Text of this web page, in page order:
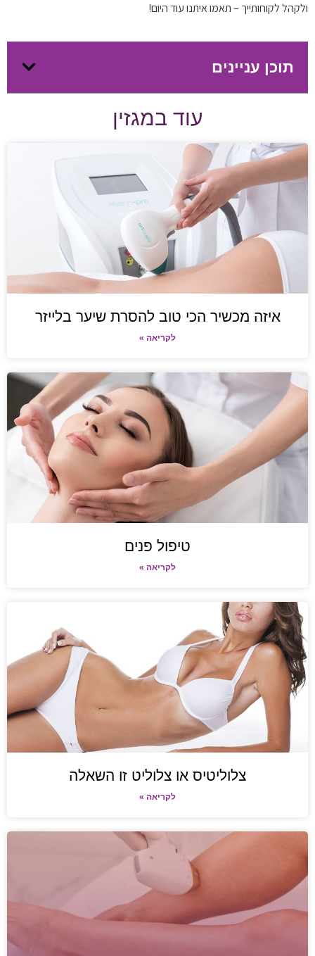
ולקהל לקוחותייך – תאמו איתנו עוד היום!
תוכן עניינים
עוד במגזין
איזה מכשיר הכי טוב להסרת שיער בלייזר
לקריאה »
טיפול פנים
לקריאה »
צלוליטיס או צלוליט זו השאלה
לקריאה »